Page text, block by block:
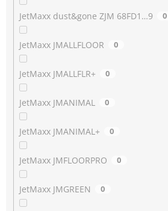
JetMaxx dust&gone ZJM 68FD1…9 0
JetMaxx JMALLFLOOR 0
JetMaxx JMALLFLR+ 0
JetMaxx JMANIMAL 0
JetMaxx JMANIMAL+ 0
JetMaxx JMFLOORPRO 0
JetMaxx JMGREEN 0